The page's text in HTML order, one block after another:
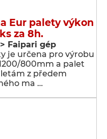
Eur palety výkon
za 8h.
Faipari gép
je určena pro výrobu
800mm a palet
z předem
ma …